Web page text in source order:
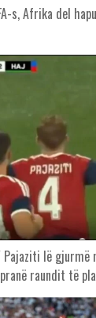
s, Afrika del
Pajaziti lë
raundit të